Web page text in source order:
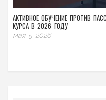
АКТИВНОЕ ОБУЧЕНИЕ ПРОТИВ
КУРСА В 2026 ГОДУ
мая 5 2026